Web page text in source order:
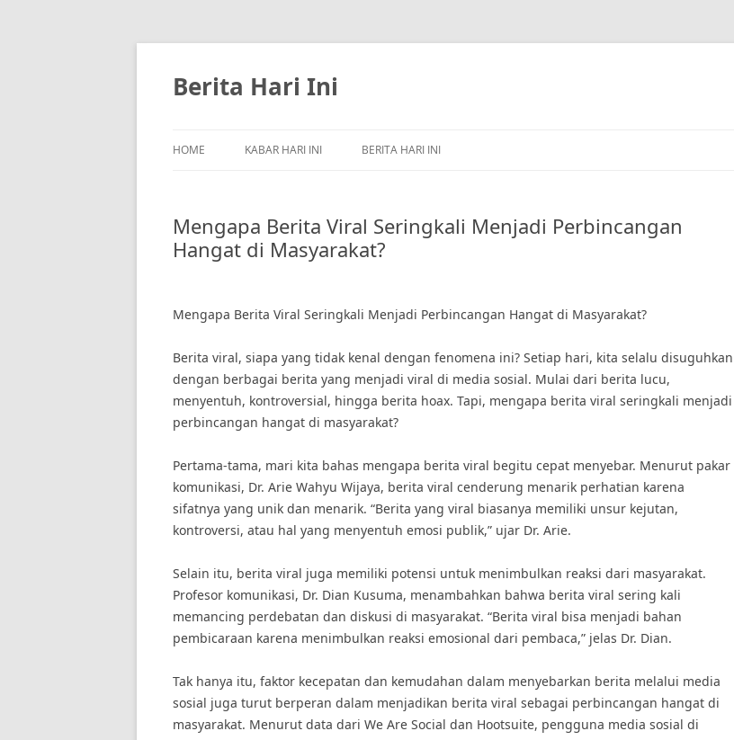
Skip
content
Berita Hari Ini
HOME KABAR HARI INI BERITA HARI INI
Mengapa Berita Viral Seringkali Menjadi Perbincangan
Hangat di Masyarakat?
Mengapa Berita Viral Seringkali Menjadi Perbincangan Hangat di Masyarakat?
Berita viral, siapa yang tidak kenal dengan fenomena ini? Setiap hari, kita selalu disuguhkan
dengan berbagai berita yang menjadi viral di media sosial. Mulai dari berita lucu,
menyentuh, kontroversial, hingga berita hoax. Tapi, mengapa berita viral seringkali menjadi
perbincangan hangat di masyarakat?
Pertama-tama, mari kita bahas mengapa berita viral begitu cepat menyebar. Menurut pakar
komunikasi, Dr. Arie Wahyu Wijaya, berita viral cenderung menarik perhatian karena
sifatnya yang unik dan menarik. “Berita yang viral biasanya memiliki unsur kejutan,
kontroversi, atau hal yang menyentuh emosi publik,” ujar Dr. Arie.
Selain itu, berita viral juga memiliki potensi untuk menimbulkan reaksi dari masyarakat.
Profesor komunikasi, Dr. Dian Kusuma, menambahkan bahwa berita viral sering kali
memancing perdebatan dan diskusi di masyarakat. “Berita viral bisa menjadi bahan
pembicaraan karena menimbulkan reaksi emosional dari pembaca,” jelas Dr. Dian.
Tak hanya itu, faktor kecepatan dan kemudahan dalam menyebarkan berita melalui media
sosial juga turut berperan dalam menjadikan berita viral sebagai perbincangan hangat di
masyarakat. Menurut data dari We Are Social dan Hootsuite, pengguna media sosial di